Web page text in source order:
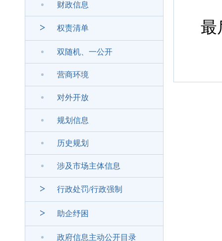
财政信息
> 权责清单
双随机、一公开
营商环境
对外开放
规划信息
历史规划
涉及市场主体信息
> 行政处罚/行政强制
> 助企纾困
政府信息主动公开目录
最